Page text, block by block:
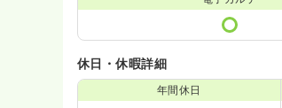
休日・休暇詳細
年間休日